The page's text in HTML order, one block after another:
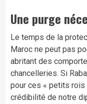
Une purge
​Le temps de la
Maroc ne peut pas
abritant des
chancelleries. Si
pour ces « petits rois
crédibilité de notre